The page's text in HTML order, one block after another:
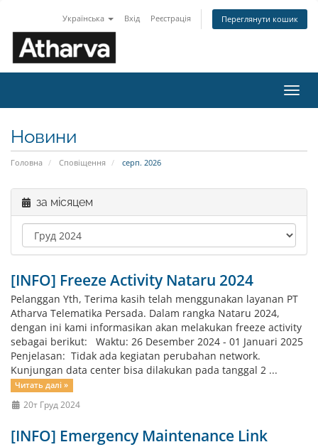
Українська Вхід Реєстрація Переглянути кошик
Новини
Головна Сповіщення серп. 2026
за місяцем
[INFO] Freeze Activity Nataru 2024
Pelanggan Yth, Terima kasih telah menggunakan layanan PT
Atharva Telematika Persada. Dalam rangka Nataru 2024,
dengan ini kami informasikan akan melakukan freeze activity
sebagai berikut: Waktu: 26 Desember 2024 - 01 Januari 2025
Penjelasan: Tidak ada kegiatan perubahan network.
Kunjungan data center bisa dilakukan pada tanggal 2 ...
Читать далі »
20т Груд 2024
[INFO] Emergency Maintenance Link